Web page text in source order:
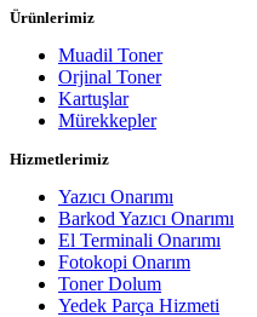
Ürünlerimiz
Muadil Toner
Orjinal Toner
Kartuşlar
Mürekkepler
Hizmetlerimiz
Yazıcı Onarımı
Barkod Yazıcı Onarımı
El Terminali Onarımı
Fotokopi Onarım
Toner Dolum
Yedek Parça Hizmeti